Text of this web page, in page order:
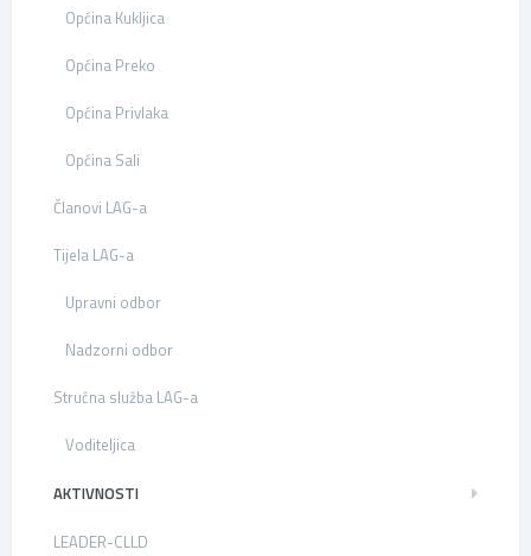
Općina Kukljica
Općina Preko
Općina Privlaka
Općina Sali
Članovi LAG-a
Tijela LAG-a
Upravni odbor
Nadzorni odbor
Stručna služba LAG-a
Voditeljica
AKTIVNOSTI
LEADER-CLLD